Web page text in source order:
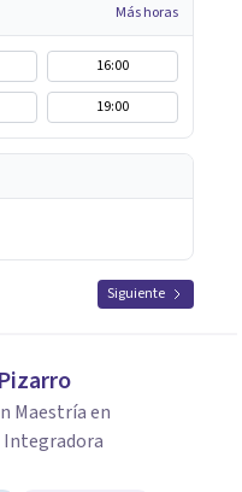
Más horas
16:00
19:00
Siguiente
Maestría en